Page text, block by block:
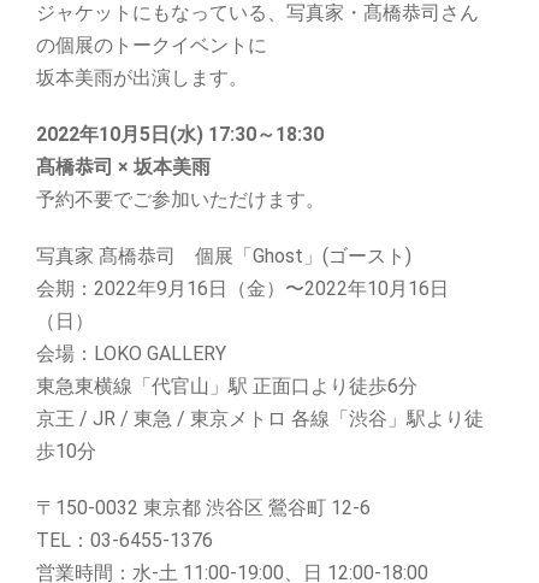
ジャケットにもなっている、写真家・髙橋恭司さん
の個展のトークイベントに
坂本美雨が出演します。
2022年10月5日(水) 17:30～18:30
髙橋恭司 × 坂本美雨
予約不要でご参加いただけます。
写真家 髙橋恭司 個展「Ghost」(ゴースト)
会期：2022年9⽉16⽇（金）〜2022年10⽉16⽇
（日）
会場：LOKO GALLERY
東急東横線「代官山」駅 正面口より徒歩6分
京王 / JR / 東急 / 東京メトロ 各線「渋谷」駅より徒
歩10分
〒150-0032 東京都 渋谷区 鶯谷町 12-6
TEL：03-6455-1376
営業時間：水-土 11:00-19:00、日 12:00-18:00